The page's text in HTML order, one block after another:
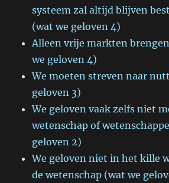
systeem zal altijd blijven
(wat we geloven 4)
Alleen vrije markten
we geloven 4)
We moeten streven naar
geloven 3)
We geloven vaak zelfs niet
wetenschap of
geloven 2)
We geloven niet in het kille
de wetenschap (wat we